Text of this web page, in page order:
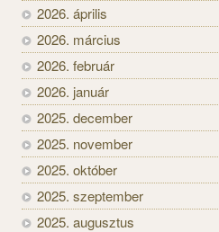
2026. április
2026. március
2026. február
2026. január
2025. december
2025. november
2025. október
2025. szeptember
2025. augusztus